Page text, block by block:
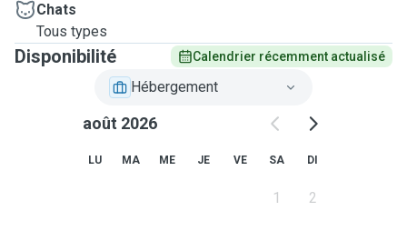
Chats
Tous types
Disponibilité Calendrier récemment actualisé
Hébergement
août 2026
LU MA ME JE VE SA DI
1 2